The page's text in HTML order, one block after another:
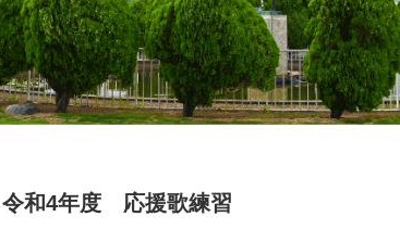
令和4年度 応援歌練習